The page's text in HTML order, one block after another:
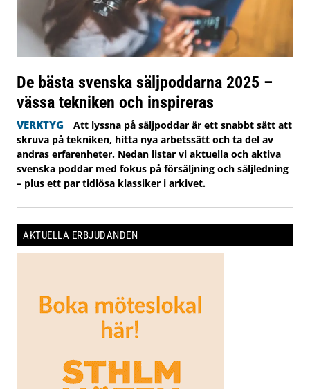
De bästa svenska säljpoddarna 2025 –
vässa tekniken och inspireras
VERKTYG
Att lyssna på säljpoddar är ett snabbt sätt att
skruva på tekniken, hitta nya arbetssätt och ta del av
andras erfarenheter. Nedan listar vi aktuella och aktiva
svenska poddar med fokus på försäljning och säljledning
– plus ett par tidlösa klassiker i arkivet.
AKTUELLA ERBJUDANDEN